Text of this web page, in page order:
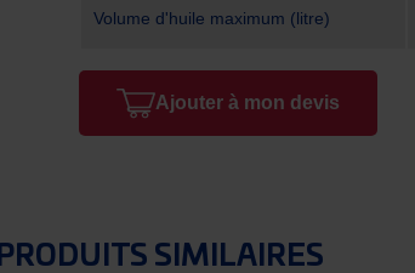
Volume d'huile maximum (litre)
Ajouter à mon devis
PRODUITS SIMILAIRES